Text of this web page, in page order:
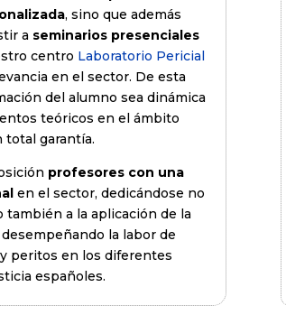
, sino que además
a seminarios presenciales
centro Laboratorio Pericial
en el sector. De esta
del alumno sea dinámica
teóricos en el ámbito
total garantía.
profesores con una
en el sector, dedicándose no
también a la aplicación de la
la labor de
peritos en los diferentes
españoles.